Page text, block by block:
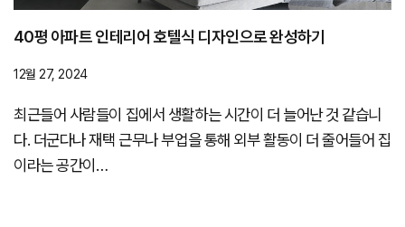
40평 아파트 인테리어 호텔식 디자인으로 완성하기
12월 27, 2024
최근들어 사람들이 집에서 생활하는 시간이 더 늘어난 것 같습니
다. 더군다나 재택 근무나 부업을 통해 외부 활동이 더 줄어들어 집
이라는 공간이…